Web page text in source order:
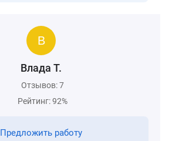
Влада Т.
Отзывов: 7
Рейтинг: 92%
Предложить работу